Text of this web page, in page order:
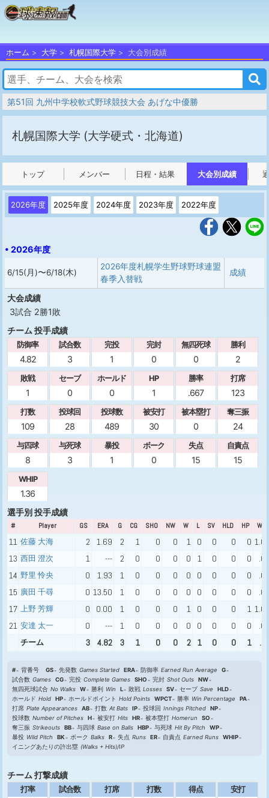
ホーム 大学 札幌国際大学 大会別成績
第51回 九州中学校軟式野球競技大会 あげな中優勝
札幌国際大学 (大学硬式・北海道)
トップ メンバー 日程・結果 大会別成績
2026年度 2025年度 2024年度 2023年度 2022年度
• 2026年度
6/15(月)〜6/18(木)
2026年度札幌学生野球野球連盟
春季入替戦
成績
大会成績
3試合 2勝1敗
チーム 投手成績
防御率
4.82
試合数
3
完投
1
完封
0
無四死球
0
勝利
2
敗戦
1
セーブ
0
ホールド
0
HP
1
勝率
.667
打席
123
打数
109
投球回
28
投球数
489
被安打
30
被本塁打
0
奪三振
24
与四球
8
与死球
3
暴投
1
ボーク
0
失点
15
自責点
15
WHIP
1.36
選手別 投手成績
# Player GS ERA G CG SHO NW W L SV HLD HP
11 佐藤 大海 2 1.69 2 1 0 0 1 0 0 0 0
13 西田 澄次 1 --- 2 0 0 0 0 1 0 0 0
14 野里 怜央 0 1.93 1 0 0 0 0 0 0 0 0
15 廣田 千尋 0 13.50 1 0 0 0 0 0 0 0 0
17 上野 芳輝 0 0.00 1 0 0 0 1 0 0 0 1
21 安達 太一 0 --- 1 0 0 0 0 0 0 0 0
チーム 3 4.82 3 1 0 0 2 1 0 0 1
# 背番号 GS 先発数 Games Started ERA 防御率 Earned Run Average
G
試合数 Games CG 完投 Complete Games SHO 完封 Shot Outs
NW
無四死球試合 No Walks W 勝利 Win L 敗戦 Losses SV セーブ Save
HLD
ホールド Hold HP ホールドポイント Hold Points WPCT 勝率 Win Percentage
PA
打席 Plate Appearances AB 打数 At Bats IP 投球回 Innings Pitched
NP
投球数 Number of Pitches H 被安打 Hits HR 被本塁打 Homerun
SO
奪三振 Strikeouts BB 与四球 Base on Balls HBP 与死球 Hit By Pitch
WP
暴投 Wild Pitch BK ボーク Balks R 失点 Runs ER 自責点 Earned Runs
WHIP
イニングあたりの許出塁 (Walks + Hits)/IP
チーム 打撃成績
打率 試合数 打席 打数 得点 安打